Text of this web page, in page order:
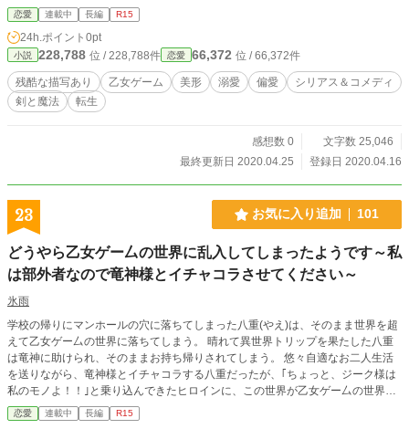
はなかったからだ。 ―――――成人の18歳までに初恋を実らせなければ呪いに
蝕まれ灰になって消えてしまう。 数百年前に魔女の禁忌に触れてしまったマリ
ージュアの祖先のことを幼い頃より聞かされてきたために、マリージュアは生き
ることを諦め始めていた。 しかし前世で推していたキャラ、(死亡フラグ持ち)の
ノア・マグレガン様がまだ生きていることを知ったマリージュアは自分の余命も
気にせずにノアの死亡フラグを陰ながらバッキバッキと折っていくのだった。
――――自己犠牲？利他主義？そんなの知ることか！！推しが生きていればそれ
恋愛 連載中 長編 R15
24h.ポイント 0pt
小説 228,788 位 / 228,788件 恋愛 66,372 位 / 66,372件
残酷な描写あり 乙女ゲーム 美形 溺愛 偏愛
シリアス＆コメディ
剣と魔法
転生
感想数 0
文字数 25,046
最終更新日 2020.04.25
登録日 2020.04.16
23 お気に入り追加 101
どうやら乙女ゲー厶の世界に乱入してしまったようです～私
は部外者なので竜神様とイチャコラさせてください～
氷雨
学校の帰りにマンホールの穴に落ちてしまった八重(やえ)は、そのまま世界を超
えて乙女ゲー厶の世界に落ちてしまう。 晴れて異世界トリップを果たした八重
は竜神に助けられ、そのままお持ち帰りされてしまう。 悠々自適なお二人生活
を送りながら、竜神様とイチャコラする八重だったが、｢ちょっと、ジーク様は
私のモノよ！！｣と乗り込んできたヒロインに、この世界が乙女ゲー厶の世界だ
と知る。 そんな事関係ないとばかりに、電波系ヒロインを軽く受け流しつつ、
今日も八重は悠々自適な異世界ライフを送るのだった。
恋愛 連載中 長編 R15